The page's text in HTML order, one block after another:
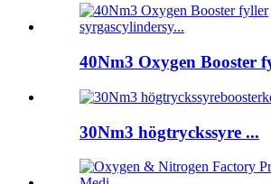
40Nm3 Oxygen Booster
30Nm3 högtryckssyre ...